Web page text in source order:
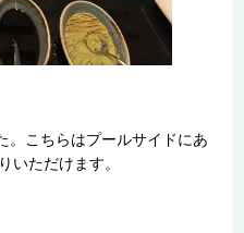
。こちらはプールサイドにあ
いただけます。